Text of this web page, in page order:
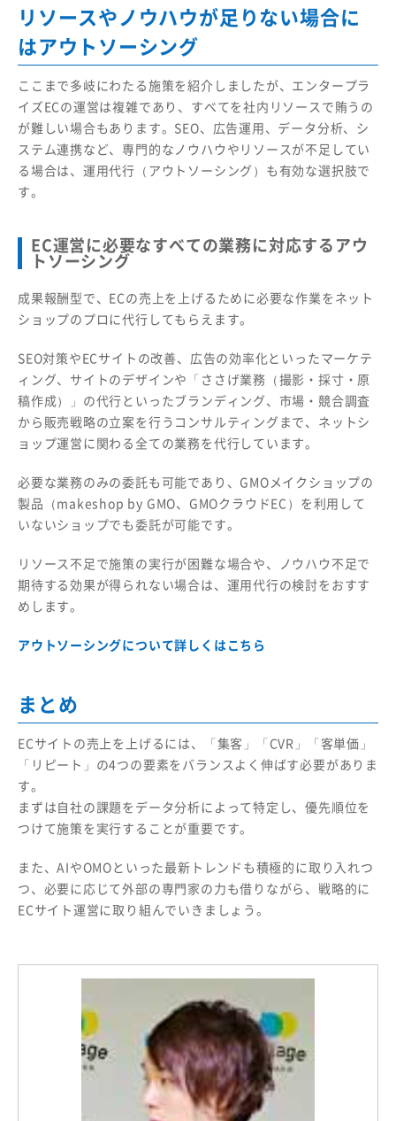
リソースやノウハウが足りない場合に
はアウトソーシング
ここまで多岐にわたる施策を紹介しましたが、エンタープラ
イズECの運営は複雑であり、すべてを社内リソースで賄うの
が難しい場合もあります。SEO、広告運用、データ分析、シ
ステム連携など、専門的なノウハウやリソースが不足してい
る場合は、運用代行（アウトソーシング）も有効な選択肢で
す。
EC運営に必要なすべての業務に対応するアウ
トソーシング
成果報酬型で、ECの売上を上げるために必要な作業をネット
ショップのプロに代行してもらえます。
SEO対策やECサイトの改善、広告の効率化といったマーケテ
ィング、サイトのデザインや「ささげ業務（撮影・採寸・原
稿作成）」の代行といったブランディング、市場・競合調査
から販売戦略の立案を行うコンサルティングまで、ネットシ
ョップ運営に関わる全ての業務を代行しています。
必要な業務のみの委託も可能であり、GMOメイクショップの
製品（makeshop by GMO、GMOクラウドEC）を利用して
いないショップでも委託が可能です。
リソース不足で施策の実行が困難な場合や、ノウハウ不足で
期待する効果が得られない場合は、運用代行の検討をおすす
めします。
アウトソーシングについて詳しくはこちら
まとめ
ECサイトの売上を上げるには、「集客」「CVR」「客単価」
「リピート」の4つの要素をバランスよく伸ばす必要がありま
す。
まずは自社の課題をデータ分析によって特定し、優先順位を
つけて施策を実行することが重要です。
また、AIやOMOといった最新トレンドも積極的に取り入れつ
つ、必要に応じて外部の専門家の力も借りながら、戦略的に
ECサイト運営に取り組んでいきましょう。